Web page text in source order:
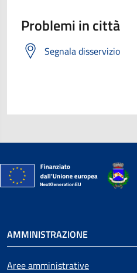
Problemi in città
Segnala disservizio
AMMINISTRAZIONE
Aree amministrative